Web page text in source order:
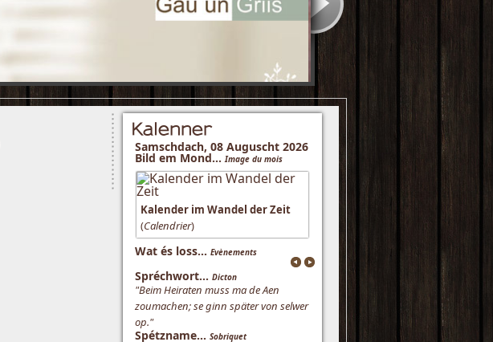
Kalenner
Samschdach, 08 Auguscht 2026
Bild em Mond...Image du mois
Kalender im Wandel der Zeit
(Calendrier)
Wat és loss... Evènements
Spréchwort... Dicton
"Beim Heiraten muss ma de Aen
zoumachen; se ginn später von selwer
op."
Spétzname... Sobriquet